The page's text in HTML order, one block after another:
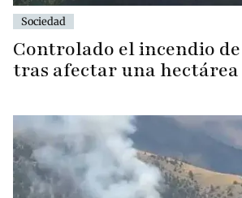
Sociedad
Controlado el incendio de
tras afectar una